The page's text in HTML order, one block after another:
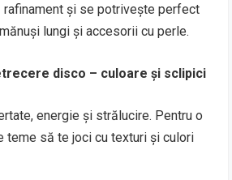
rafinament și se potrivește perfect
lungi și accesorii cu perle.
disco – culoare și sclipici
energie și strălucire. Pentru o
teme să te joci cu texturi și culori